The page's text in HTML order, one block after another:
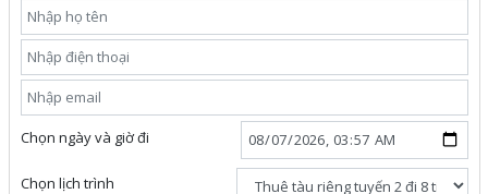
Chọn ngày và giờ đi
Chọn lịch trình